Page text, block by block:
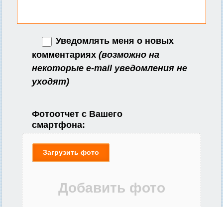
Уведомлять меня о новых
комментариях (возможно на
некоторые e-mail уведомления не
уходят)
Фотоотчет с Вашего
смартфона:
Загрузить фото